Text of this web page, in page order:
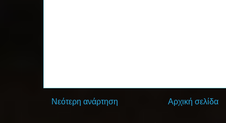
Νεότερη ανάρτηση Αρχική σελίδα